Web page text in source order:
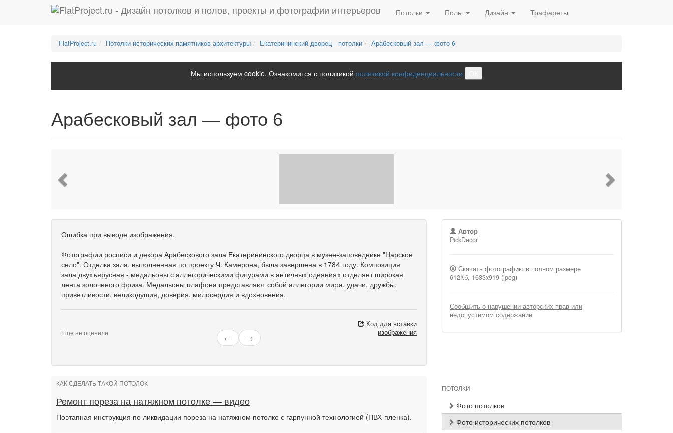
Потолки Полы Дизайн Трафареты
FlatProject.ru Потолки исторических памятников архитектуры Екатерининский дворец - потолки Арабесковый зал — фото 6
Мы используем cookie. Ознакомится с политикой политикой конфиденциальности
Арабесковый зал — фото 6
Ошибка при выводе изображения.
Фотографии росписи и декора Арабескового зала Екатерининского дворца в музее-заповеднике "Царское
село". Отделка зала, выполненная по проекту Ч. Камерона, была завершена в 1784 году. Композиция
зала двухъярусная - медальоны с аллегорическими фигурами в античных одеяниях отделяет широкая
лента золоченого фриза. Медальоны плафона представляют собой аллегории мира, удачи, дружбы,
приветливости, великодушия, доверия, милосердия и вдохновения.
Еще не оценили
← →
Код для вставки
изображения
Автор
PickDecor
Скачать фотографию в полном размере
612Кб, 1633x919 (jpeg)
Сообщить о нарушении авторских прав или
недопустимом содержании
КАК СДЕЛАТЬ ТАКОЙ ПОТОЛОК
Ремонт пореза на натяжном потолке — видео
Поэтапная инструкция по ликвидации пореза на натяжном потолке с гарпунной технологией (ПВХ-пленка).
ПОТОЛКИ
Фото потолков
Фото исторических потолков